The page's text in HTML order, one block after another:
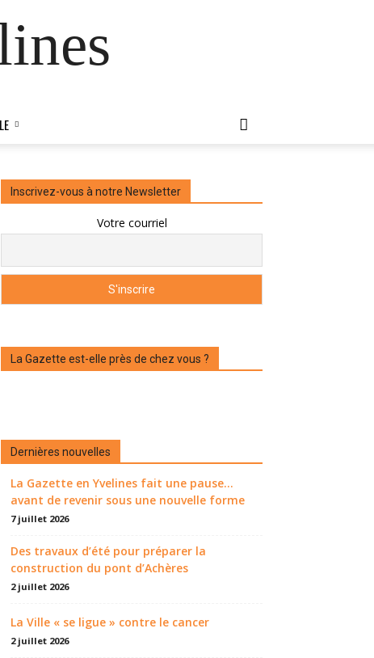
Inscrivez-vous à notre Newsletter
Votre courriel
La Gazette est-elle près de chez vous ?
Dernières nouvelles
La Gazette en Yvelines fait une pause...
avant de revenir sous une nouvelle forme
7 juillet 2026
Des travaux d’été pour préparer la
construction du pont d’Achères
2 juillet 2026
La Ville « se ligue » contre le cancer
2 juillet 2026